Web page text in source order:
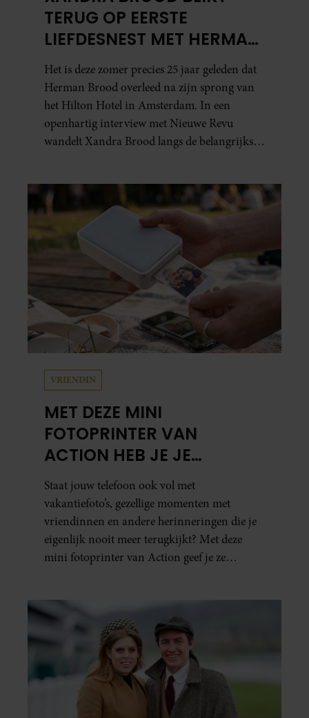
TERUG OP EERSTE
LIEFDESNEST MET HERMAN
BROOD: “HIER IS LOLA
GEBOREN”
Het is deze zomer precies 25 jaar geleden dat
Herman Brood overleed na zijn sprong van
het Hilton Hotel in Amsterdam. In een
openhartig interview met Nieuwe Revu
wandelt Xandra Brood langs de belangrijkste
Leidsedwarsstraat roept een stortvloed aan
herinneringen op. Daar begon hun leven
samen en werd dochter Lola geboren.
VRIENDIN
MET DEZE MINI
FOTOPRINTER VAN
ACTION HEB JE JE
FAVORIETE FOTO’S BINNEN
ÉÉN MINUUT IN HANDEN
Staat jouw telefoon ook vol met
vakantiefoto’s, gezellige momenten met
vriendinnen en andere herinneringen die je
eigenlijk nooit meer terugkijkt? Met deze
mini fotoprinter van Action geef je ze
al in handen.